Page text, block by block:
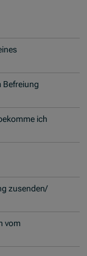
Befreiung
ich
zusenden/
vom